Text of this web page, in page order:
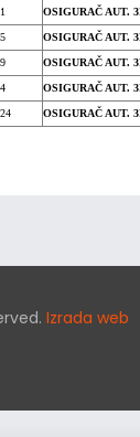
OSIGURAČ AUT.
OSIGURAČ AUT.
OSIGURAČ AUT.
OSIGURAČ AUT.
OSIGURAČ AUT.
Izrada web